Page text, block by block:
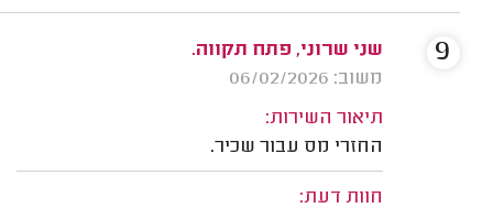
שני שרוני, פתח תקווה.
משוב: 06/02/2026
תיאור השירות:
החזרי מס עבור שכיר.
חוות דעת:
9